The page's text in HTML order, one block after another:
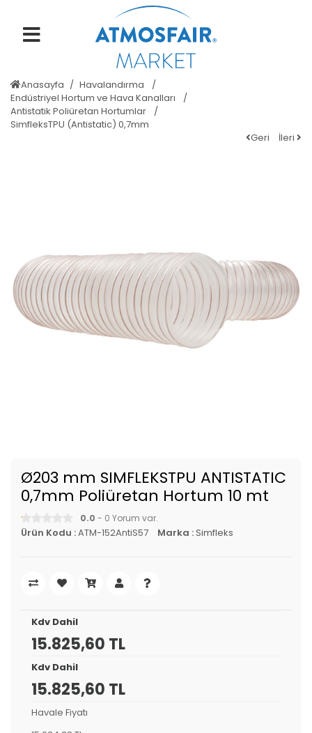
Anasayfa
Havalandırma
Endüstriyel Hortum ve Hava Kanalları
Antistatik Poliüretan Hortumlar
SimfleksTPU (Antistatic) 0,7mm
Geri
İleri
Ø203 mm SIMFLEKSTPU ANTISTATIC
0,7mm Poliüretan Hortum 10 mt
0.0 - 0 Yorum var.
Ürün Kodu :ATM-152AntiS57 Marka :Simfleks
Kdv Dahil
15.825,60 TL
Kdv Dahil
15.825,60 TL
Havale Fiyatı